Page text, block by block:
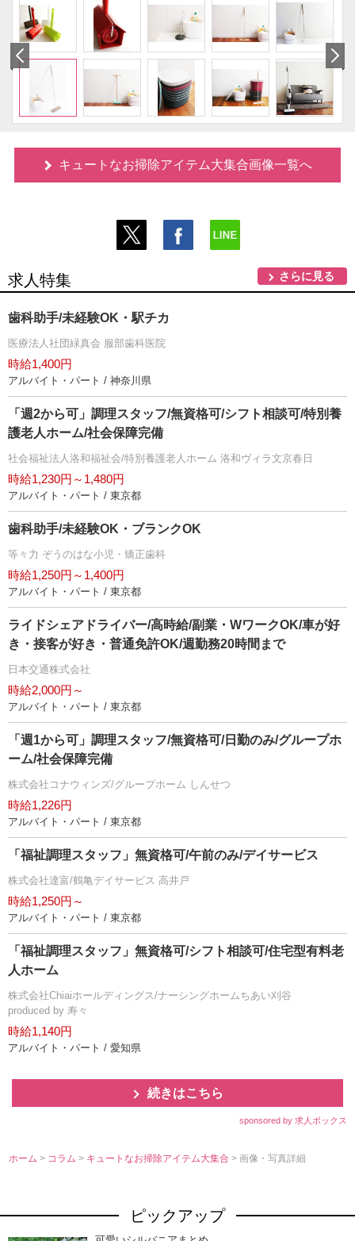
キュートなお掃除アイテム大集合画像一覧へ
求人特集 さらに見る
歯科助手/未経験OK・駅チカ
医療法人社団緑真会 服部歯科医院
時給1,400円
アルバイト・パート / 神奈川県
「週2から可」調理スタッフ/無資格可/シフト相談可/特別養
護老人ホーム/社会保障完備
社会福祉法人洛和福祉会/特別養護老人ホーム 洛和ヴィラ文京春日
時給1,230円～1,480円
アルバイト・パート / 東京都
歯科助手/未経験OK・ブランクOK
等々力 ぞうのはな小児・矯正歯科
時給1,250円～1,400円
アルバイト・パート / 東京都
ライドシェアドライバー/高時給/副業・WワークOK/車が好
き・接客が好き・普通免許OK/週勤務20時間まで
日本交通株式会社
時給2,000円～
アルバイト・パート / 東京都
「週1から可」調理スタッフ/無資格可/日勤のみ/グループホ
ーム/社会保障完備
株式会社コナウィンズ/グループホーム しんせつ
時給1,226円
アルバイト・パート / 東京都
「福祉調理スタッフ」無資格可/午前のみ/デイサービス
株式会社達富/鶴亀デイサービス 高井戸
時給1,250円～
アルバイト・パート / 東京都
「福祉調理スタッフ」無資格可/シフト相談可/住宅型有料老
人ホーム
株式会社Chiaiホールディングス/ナーシングホームちあい刈谷
produced by 寿々
時給1,140円
アルバイト・パート / 愛知県
続きはこちら
sponsored by 求人ボックス
ホーム > コラム> キュートなお掃除アイテム大集合> 画像・写真詳細
ピックアップ